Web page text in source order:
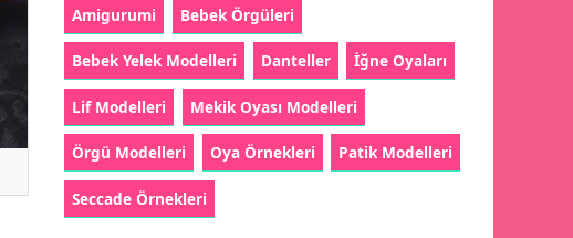
Amigurumi Bebek Örgüleri
Bebek Yelek Modelleri Danteller İğne Oyaları
Lif Modelleri Mekik Oyası Modelleri
Örgü Modelleri Oya Örnekleri Patik Modelleri
Seccade Örnekleri